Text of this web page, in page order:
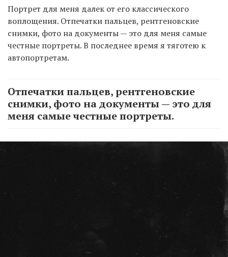
Портрет для меня далек от его классического
воплощения. Отпечатки пальцев, рентгеновские
снимки, фото на документы — это для меня самые
честные портреты. В последнее время я тяготею к
автопортретам.
Отпечатки пальцев, рентгеновские
снимки, фото на документы — это для
меня самые честные портреты.